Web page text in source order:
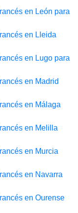
en León para
en Lleida
en Lugo para
en Madrid
en Málaga
en Melilla
en Murcia
en Navarra
en Ourense